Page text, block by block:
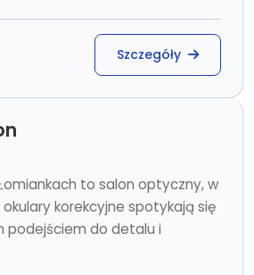
Szczegóły
to salon optyczny, w
korekcyjne spotykają się
podejściem do detalu i